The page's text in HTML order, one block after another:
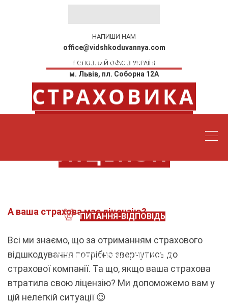
НАПИШИ НАМ
office@vidshkoduvannya.com
ГОЛОВНИЙ ОФІС В УКРАЇНІ
м. Львів, пл. Соборна 12А
ЗАТЕЛЕФОНУЙ
0676712711
ЮРИДИЧНІ КОНСУЛЬТАЦІЇ
СТРАХОВИКА
ЛІЦЕНЗІЇ
ПИТАННЯ-ВІДПОВІДЬ
ОТРИМАТИ КОНСУЛЬТАЦІЮ
А ваша страхова має ліцензію?
Всі ми знаємо, що за отриманням страхового
відшкодування потрібно звернутись до
страхової компанії. Та що, якщо ваша страхова
втратила свою ліцензію? Ми допоможемо вам у
цій нелегкій ситуації 😉